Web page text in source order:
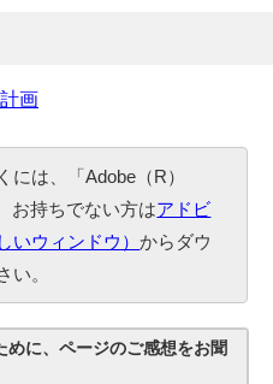
画
には、「Adobe（R）
お持ちでない方はアドビ
いウィンドウ）からダウ
い。
めに、ページのご感想をお聞